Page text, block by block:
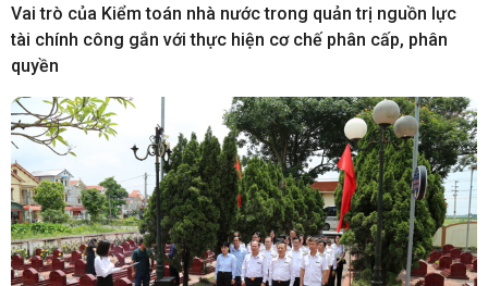
Vai trò của Kiểm toán nhà nước trong quản trị nguồn lực
tài chính công gắn với thực hiện cơ chế phân cấp, phân
quyền